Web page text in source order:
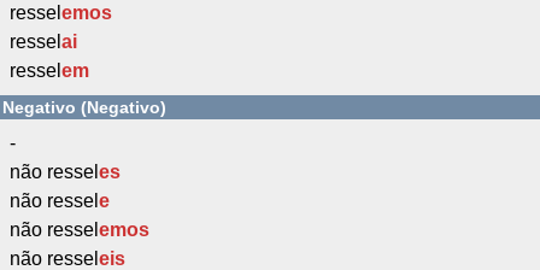
ressel emos
ressel ai
ressel em
Negativo (Negativo)
-
não ressel es
não ressel e
não ressel emos
não ressel eis